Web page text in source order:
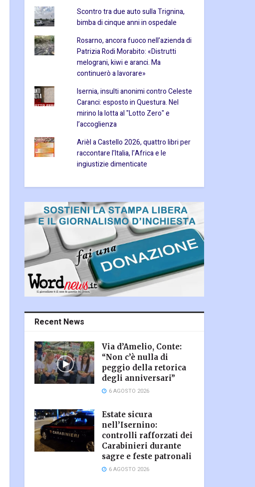
Scontro tra due auto sulla Trignina,
bimba di cinque anni in ospedale
Rosarno, ancora fuoco nell’azienda di
Patrizia Rodi Morabito: «Distrutti
melograni, kiwi e aranci. Ma
continuerò a lavorare»
Isernia, insulti anonimi contro Celeste
Caranci: esposto in Questura. Nel
mirino la lotta al "Lotto Zero" e
l’accoglienza
Arièl a Castello 2026, quattro libri per
raccontare l’Italia, l’Africa e le
ingiustizie dimenticate
Recent News
Via d’Amelio, Conte:
“Non c’è nulla di
peggio della retorica
degli anniversari”
6 AGOSTO 2026
Estate sicura
nell’Isernino:
controlli rafforzati dei
Carabinieri durante
sagre e feste patronali
6 AGOSTO 2026